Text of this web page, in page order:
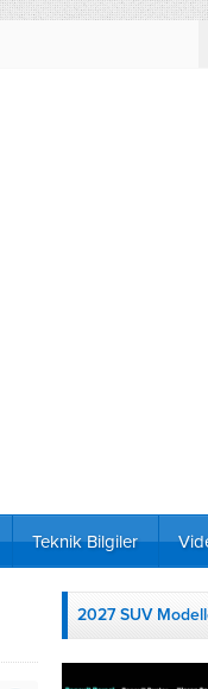
Teknik Bilgiler
2027 SUV